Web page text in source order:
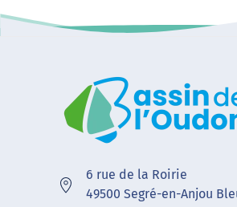
6 rue de la Roirie
49500 Segré-en-Anjou